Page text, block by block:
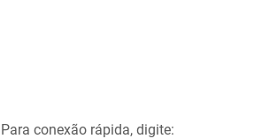
Para conexão rápida, digite: